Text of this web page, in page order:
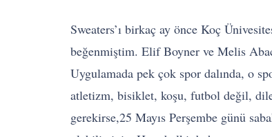
Sweaters’ı birkaç ay önce Koç
beğenmiştim. Elif Boyner ve Melis
Uygulamada pek çok spor dalında, o
atletizm, bisiklet, koşu, futbol değil,
gerekirse,25 Mayıs Perşembe günü